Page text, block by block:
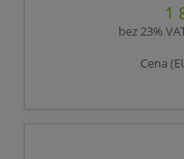
1
bez 23%
Cena